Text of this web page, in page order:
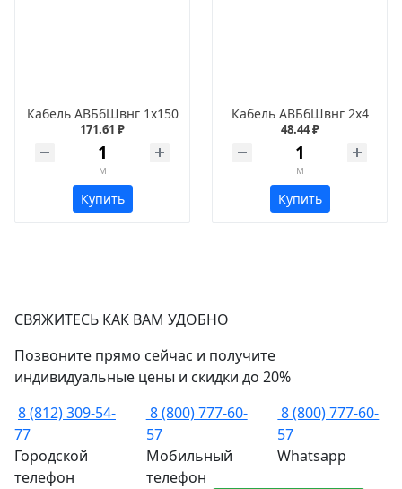
Кабель АВБбШвнг 1х150
171.61 ₽
м
Купить
Кабель АВБбШвнг 2х4
48.44 ₽
м
Купить
СВЯЖИТЕСЬ КАК ВАМ УДОБНО
Позвоните прямо сейчас и получите
индивидуальные цены и скидки до 20%
8 (812) 309-54-
77
Городской
телефон
8 (800) 777-60-
57
Мобильный
телефон
8 (800) 777-60-
57
Whatsapp